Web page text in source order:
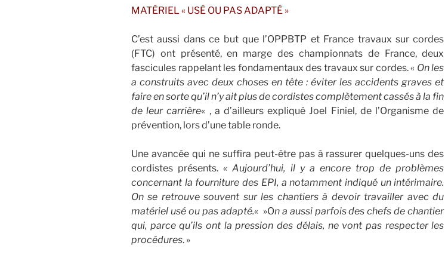
MATÉRIEL « USÉ OU PAS ADAPTÉ »
C’est aussi dans ce but que l’OPPBTP et France travaux sur cordes
(FTC) ont présenté, en marge des championnats de France, deux
fascicules rappelant les fondamentaux des travaux sur cordes. « On les
a construits avec deux choses en tête : éviter les accidents graves et
faire en sorte qu’il n’y ait plus de cordistes complètement cassés à la fin
de leur carrière« , a d’ailleurs expliqué Joel Finiel, de l’Organisme de
prévention, lors d’une table ronde.
Une avancée qui ne suffira peut-être pas à rassurer quelques-uns des
cordistes présents. «Aujourd’hui, il y a encore trop de problèmes
concernant la fourniture des EPI, a notamment indiqué un intérimaire.
On se retrouve souvent sur les chantiers à devoir travailler avec du
matériel usé ou pas adapté.« »On a aussi parfois des chefs de chantier
qui, parce qu’ils ont la pression des délais, ne vont pas respecter les
procédures. »